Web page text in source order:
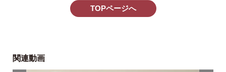
TOPページへ
関連動画